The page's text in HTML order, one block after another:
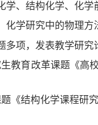
学、结构化学、化学
化学研究中的物理方
多项，发表教学研究
教育改革课题《高
《结构化学课程研